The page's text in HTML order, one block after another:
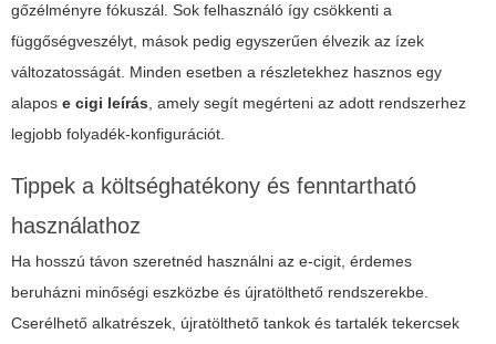
gőzélményre fókuszál. Sok felhasználó így csökkenti a
függőségveszélyt, mások pedig egyszerűen élvezik az ízek
változatosságát. Minden esetben a részletekhez hasznos egy
alapos e cigi leírás , amely segít megérteni az adott rendszerhez
legjobb folyadék-konfigurációt.
Tippek a költséghatékony és fenntartható
használathoz
Ha hosszú távon szeretnéd használni az e-cigit, érdemes
beruházni minőségi eszközbe és újratölthető rendszerekbe.
Cserélhető alkatrészek, újratölthető tankok és tartalék tekercsek